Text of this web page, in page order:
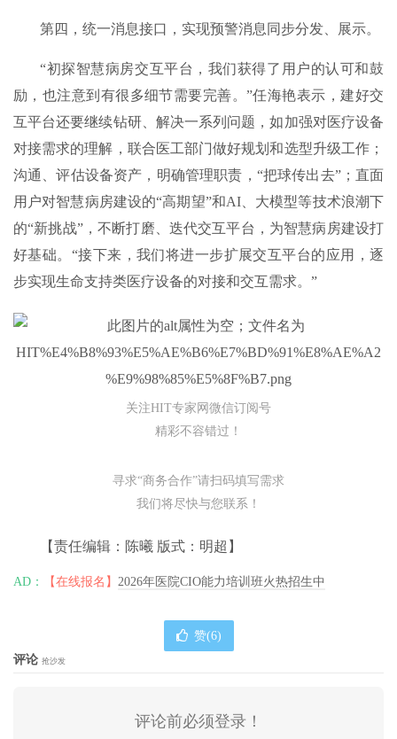
第四，统一消息接口，实现预警消息同步分发、展示。
“初探智慧病房交互平台，我们获得了用户的认可和鼓
励，也注意到有很多细节需要完善。”任海艳表示，建好交
互平台还要继续钻研、解决一系列问题，如加强对医疗设备
对接需求的理解，联合医工部门做好规划和选型升级工作；
沟通、评估设备资产，明确管理职责，“把球传出去”；直面
用户对智慧病房建设的“高期望”和AI、大模型等技术浪潮下
的“新挑战”，不断打磨、迭代交互平台，为智慧病房建设打
好基础。“接下来，我们将进一步扩展交互平台的应用，逐
步实现生命支持类医疗设备的对接和交互需求。”
关注HIT专家网微信订阅号
精彩不容错过！
寻求“商务合作”请扫码填写需求
我们将尽快与您联系！
【责任编辑：陈曦 版式：明超】
AD： 【在线报名】 2026年医院CIO能力培训班火热招生中
赞(6)
评论 抢沙发
评论前必须登录！